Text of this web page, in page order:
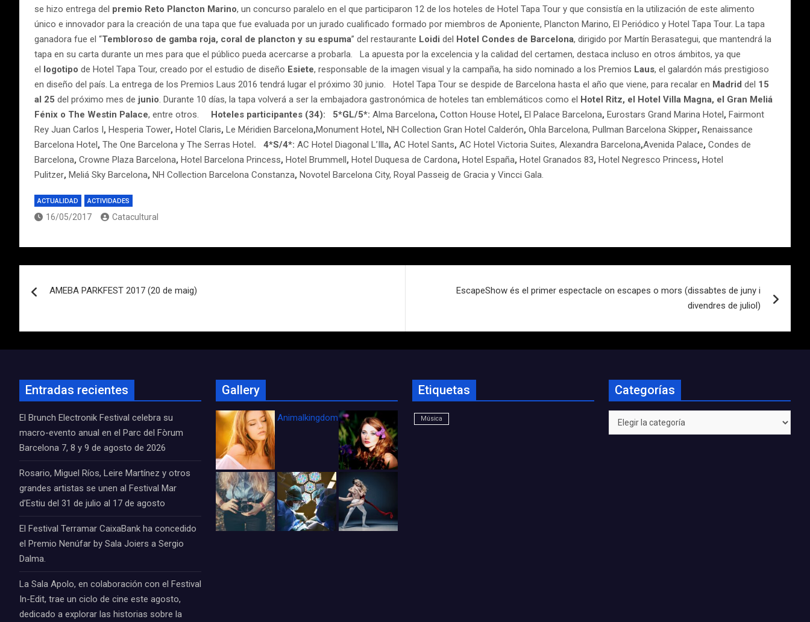
se hizo entrega del premio Reto Plancton Marino, un concurso paralelo en el que participaron 12 de los hoteles de Hotel Tapa Tour y que consistía en la utilización de este alimento
único e innovador para la creación de una tapa que fue evaluada por un jurado cualificado formado por miembros de Aponiente, Plancton Marino, El Periódico y Hotel Tapa Tour. La tapa
ganadora fue el “Tembloroso de gamba roja, coral de plancton y su espuma” del restaurante Loidi del Hotel Condes de Barcelona, dirigido por Martín Berasategui, que mantendrá la
tapa en su carta durante un mes para que el público pueda acercarse a probarla. La apuesta por la excelencia y la calidad del certamen, destaca incluso en otros ámbitos, ya que
el logotipo de Hotel Tapa Tour, creado por el estudio de diseño Esiete, responsable de la imagen visual y la campaña, ha sido nominado a los Premios Laus, el galardón más prestigioso
en diseño del país. La entrega de los Premios Laus 2016 tendrá lugar el próximo 30 junio. Hotel Tapa Tour se despide de Barcelona hasta el año que viene, para recalar en Madrid del 15
al 25 del próximo mes de junio. Durante 10 días, la tapa volverá a ser la embajadora gastronómica de hoteles tan emblemáticos como el Hotel Ritz, el Hotel Villa Magna, el Gran Meliá
Fénix o The Westin Palace, entre otros. Hoteles participantes (34): 5*GL/5*: Alma Barcelona, Cotton House Hotel, El Palace Barcelona, Eurostars Grand Marina Hotel, Fairmont
Rey Juan Carlos I, Hesperia Tower, Hotel Claris, Le Méridien Barcelona,Monument Hotel, NH Collection Gran Hotel Calderón, Ohla Barcelona, Pullman Barcelona Skipper, Renaissance
Barcelona Hotel, The One Barcelona y The Serras Hotel. 4*S/4*: AC Hotel Diagonal L’Illa, AC Hotel Sants, AC Hotel Victoria Suites, Alexandra Barcelona,Avenida Palace, Condes de
Barcelona, Crowne Plaza Barcelona, Hotel Barcelona Princess, Hotel Brummell, Hotel Duquesa de Cardona, Hotel España, Hotel Granados 83, Hotel Negresco Princess, Hotel
Pulitzer, Meliá Sky Barcelona, NH Collection Barcelona Constanza, Novotel Barcelona City, Royal Passeig de Gracia y Vincci Gala.
ACTUALIDAD ACTIVIDADES
16/05/2017 Catacultural
de
entradas
AMEBA PARKFEST 2017 (20 de maig)
EscapeShow és el primer espectacle on escapes o mors (dissabtes de juny i
divendres de juliol)
Entradas recientes
El Brunch Electronik Festival celebra su
macro-evento anual en el Parc del Fòrum
Barcelona 7, 8 y 9 de agosto de 2026
Rosario, Miguel Ríos, Leire Martínez y otros
grandes artistas se unen al Festival Mar
d’Estiu del 31 de julio al 17 de agosto
El Festival Terramar CaixaBank ha concedido
el Premio Nenúfar by Sala Joiers a Sergio
Dalma.
La Sala Apolo, en colaboración con el Festival
In-Edit, trae un ciclo de cine este agosto,
dedicado a explorar las historias sobre la
Gallery
Animalkingdom_FichaCine
Etiquetas
Música
Categorías
Categorías